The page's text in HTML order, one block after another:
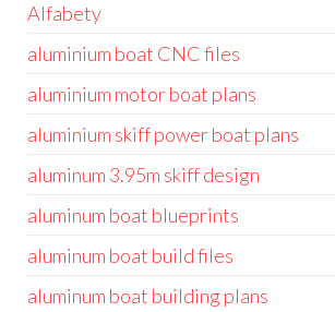
Alfabety
aluminium boat CNC files
aluminium motor boat plans
aluminium skiff power boat plans
aluminum 3.95m skiff design
aluminum boat blueprints
aluminum boat build files
aluminum boat building plans